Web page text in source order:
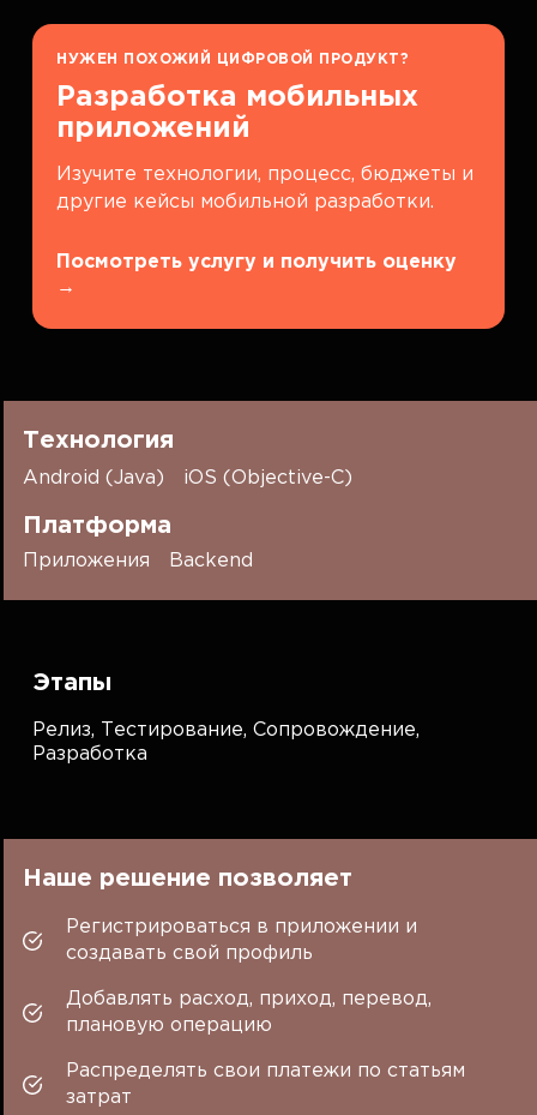
НУЖЕН ПОХОЖИЙ ЦИФРОВОЙ ПРОДУКТ?
Разработка мобильных
приложений
Изучите технологии, процесс, бюджеты и
другие кейсы мобильной разработки.
Посмотреть услугу и получить оценку
→
Технология
Android (Java) iOS (Objective-C)
Платформа
Приложения Backend
Этапы
Релиз, Тестирование,Сопровождение,
Разработка
Наше решение позволяет
Регистрироваться в приложении и
создавать свой профиль
Добавлять расход, приход, перевод,
плановую операцию
Распределять свои платежи по статьям
затрат